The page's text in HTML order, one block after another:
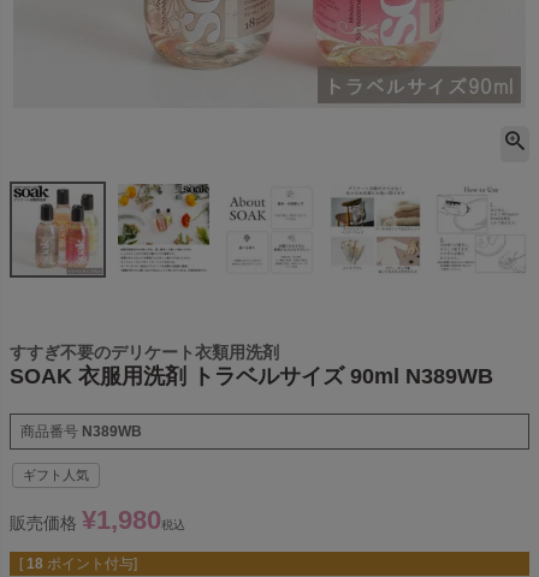
すすぎ不要のデリケート衣類用洗剤
SOAK 衣服用洗剤 トラベルサイズ 90ml N389WB
商品番号 N389WB
ギフト人気
販売価格 ¥1,980税込
[ 18 ポイント付与]